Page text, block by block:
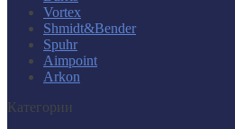
Vortex
Shmidt&Bender
Spuhr
Aimpoint
Arkon
Категории